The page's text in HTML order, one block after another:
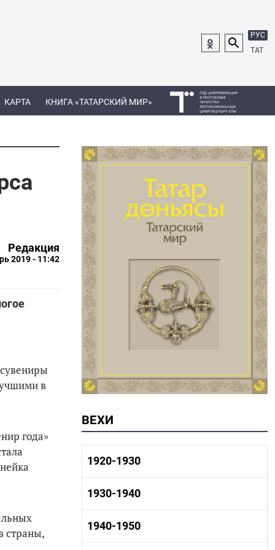
РУС
ТАТ
КАРТА КНИГА «ТАТАРСКИЙ МИР»
Редакция
2019 - 11:42
в
года»
страны,
ВЕХИ
1920-1930
1920-1930 история
1920-1930 культура
1930-1940
1930-1940 история
1930-1940 культура
1940-1950